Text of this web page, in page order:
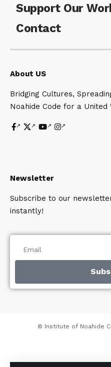
Support Our
Contact
About US
Bridging Cultures,
Noahide Code for a United
Newsletter
Subscribe to our
instantly!
© Institute of Noahide